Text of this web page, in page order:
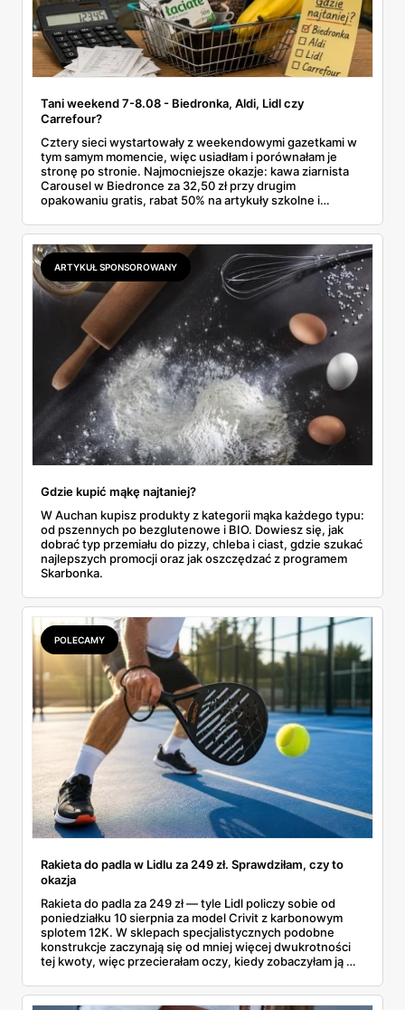
Tani weekend 7-8.08 - Biedronka, Aldi, Lidl czy
Carrefour?
Cztery sieci wystartowały z weekendowymi gazetkami w
tym samym momencie, więc usiadłam i porównałam je
stronę po stronie. Najmocniejsze okazje: kawa ziarnista
Carousel w Biedronce za 32,50 zł przy drugim
opakowaniu gratis, rabat 50% na artykuły szkolne i
2,99 zł za kilogram, ale wyłącznie w sobotę z aplikacją. Aldi
odpowiada masłem za 2,99 zł. Werdykt w skrócie:
najwięcej wyciśniesz z Biedronki, po świeże warzywa jedź
do Aldi.
ARTYKUŁ SPONSOROWANY
Gdzie kupić mąkę najtaniej?
W Auchan kupisz produkty z kategorii mąka każdego typu:
od pszennych po bezglutenowe i BIO. Dowiesz się, jak
dobrać typ przemiału do pizzy, chleba i ciast, gdzie szukać
najlepszych promocji oraz jak oszczędzać z programem
Skarbonka.
POLECAMY
Rakieta do padla w Lidlu za 249 zł. Sprawdziłam, czy to
okazja
Rakieta do padla za 249 zł — tyle Lidl policzy sobie od
poniedziałku 10 sierpnia za model Crivit z karbonowym
splotem 12K. W sklepach specjalistycznych podobne
konstrukcje zaczynają się od mniej więcej dwukrotności
tej kwoty, więc przecierałam oczy, kiedy zobaczyłam ją w
najszybciej rosnący sport w Polsce: kortów przybywa
lawinowo, a chętnych jeszcze szybciej. Sprawdziłam, co